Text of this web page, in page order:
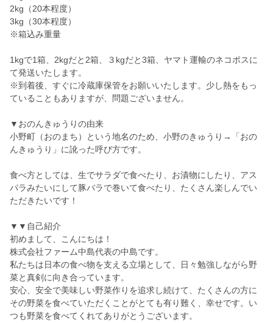
2kg（20本程度）
3kg（30本程度）
※箱込み重量
1kgで1箱、2kgだと2箱、３kgだと3箱、ヤマト運輸のネコポスに
て発送いたします。
※到着後、すぐに冷蔵庫保管をお願いいたします。少し熱をもっ
ていることもありますが、問題ございません。
▼おのんきゅうりの由来
小野町（おのまち）という地名のため、小野のきゅうり→「おの
んきゅうり」に訛った呼び方です。
食べ方としては、生でサラダで食べたり、お漬物にしたり、アス
パラみたいにして豚バラで巻いて食べたり、たくさん楽しんでい
ただきたいです！
▼▼自己紹介
初めまして、こんにちは！
株式会社ファーム中島代表の中島です。
私たちは日本の食べ物を支える立場として、日々勉強しながら野
菜と真剣に向き合っています。
安心、安全で美味しい野菜作りを追求し続けて、たくさんの方に
その野菜を食べていただくことがとても有り難く、幸せです。い
つも野菜を食べてくれてありがとうございます。